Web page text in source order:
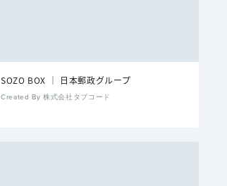
SOZO BOX │ 日本郵政グループ
Created By 株式会社タブコード